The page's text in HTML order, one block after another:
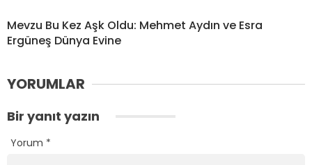
Mevzu Bu Kez Aşk Oldu: Mehmet Aydın ve Esra
Ergüneş Dünya Evine
YORUMLAR
Bir yanıt yazın
Yorum *